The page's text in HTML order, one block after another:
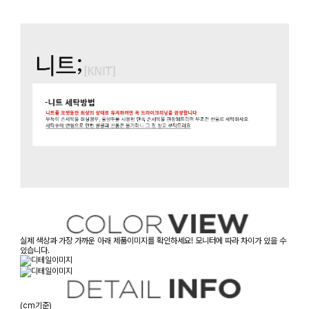
실제 색상과 가장 가까운 아래 제품이미지를 확인하세요! 모니터에 따라 차이가 있을 수
있습니다.
(cm기준)